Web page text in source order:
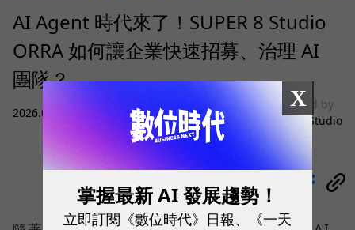
AI Agent 時代來了！SUPER 8 Studio
ORRA 如何讓企業快速招募、治理 AI
團隊？
2026.08.05 雲端運算與服務
sponsored by
SUPER 8 Studio
X
掌握最新 AI 發展趨勢！
立即訂閱《數位時代》日報、《一天